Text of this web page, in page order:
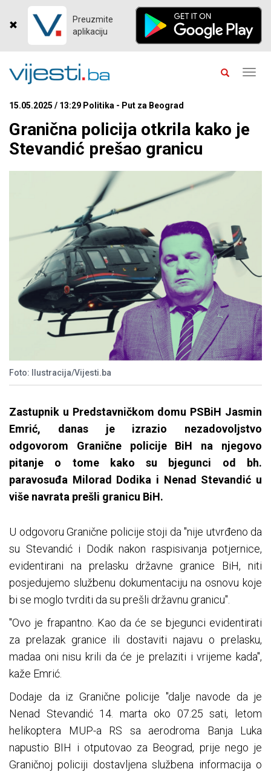
Preuzmite
aplikaciju
15.05.2025 / 13:29 Politika - Put za Beograd
Granična policija otkrila kako je
Stevandić prešao granicu
Foto: Ilustracija/Vijesti.ba
Zastupnik u Predstavničkom domu PSBiH Jasmin
Emrić, danas je izrazio nezadovoljstvo
odgovorom Granične policije BiH na njegovo
pitanje o tome kako su bjegunci od bh.
paravosuđa Milorad Dodika i Nenad Stevandić u
više navrata prešli granicu BiH.
U odgovoru Granične policije stoji da "nije utvrđeno da
su Stevandić i Dodik nakon raspisivanja potjernice,
evidentirani na prelasku državne granice BiH, niti
posjedujemo službenu dokumentaciju na osnovu koje
bi se moglo tvrditi da su prešli državnu granicu".
"Ovo je frapantno. Kao da će se bjegunci evidentirati
za prelazak granice ili dostaviti najavu o prelasku,
madaa oni nisu krili da će je prelaziti i vrijeme kada",
kaže Emrić.
Dodaje da iz Granične policije "dalje navode da je
Nenad Stevandić 14. marta oko 07.25 sati, letom
helikoptera MUP-a RS sa aerodroma Banja Luka
napustio BIH i otputovao za Beograd, prije nego je
Graničnoj policiji dostavljena službena informacija o